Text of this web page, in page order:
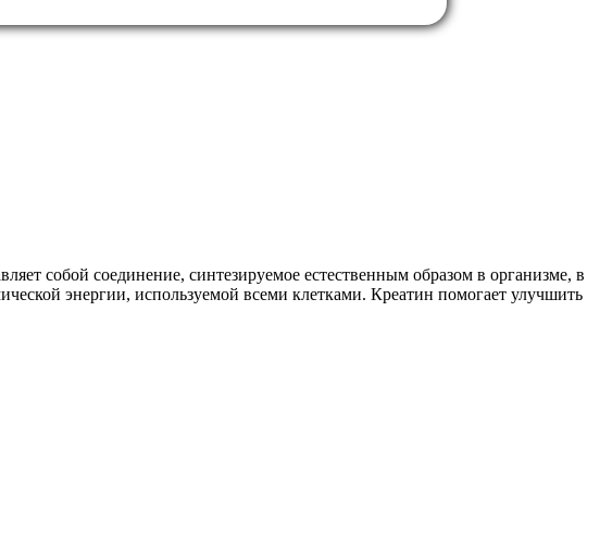
собой соединение, синтезируемое естественным образом в организме, в
энергии, используемой всеми клетками. Креатин помогает улучшить